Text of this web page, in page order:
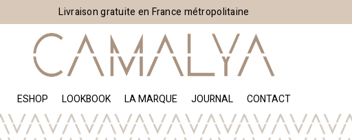
Livraison gratuite en France métropolitaine
ESHOP LOOKBOOK LA MARQUE JOURNAL CONTACT